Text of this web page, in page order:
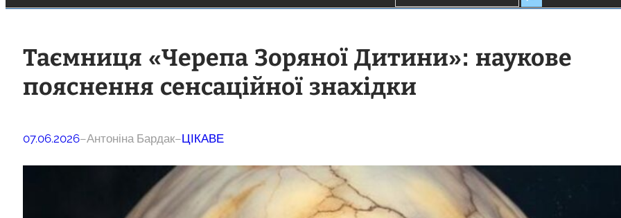
Таємниця «Черепа Зоряної Дитини»: наукове
пояснення сенсаційної знахідки
07.06.2026–Антоніна Бардак–ЦІКАВЕ